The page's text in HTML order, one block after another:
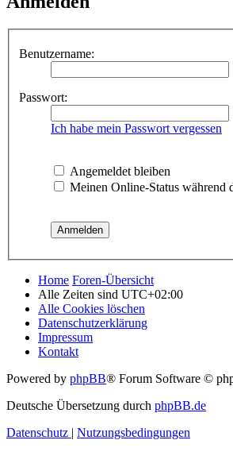
Benutzername:
Passwort:
Ich habe mein Passwort vergessen
Angemeldet bleiben
Meinen Online-Status während
Home Foren-Übersicht
Alle Zeiten sind UTC+02:00
Alle Cookies löschen
Datenschutzerklärung
Impressum
Kontakt
Powered by phpBB® Forum Software ©
Deutsche Übersetzung durch phpBB.de
Datenschutz | Nutzungsbedingungen